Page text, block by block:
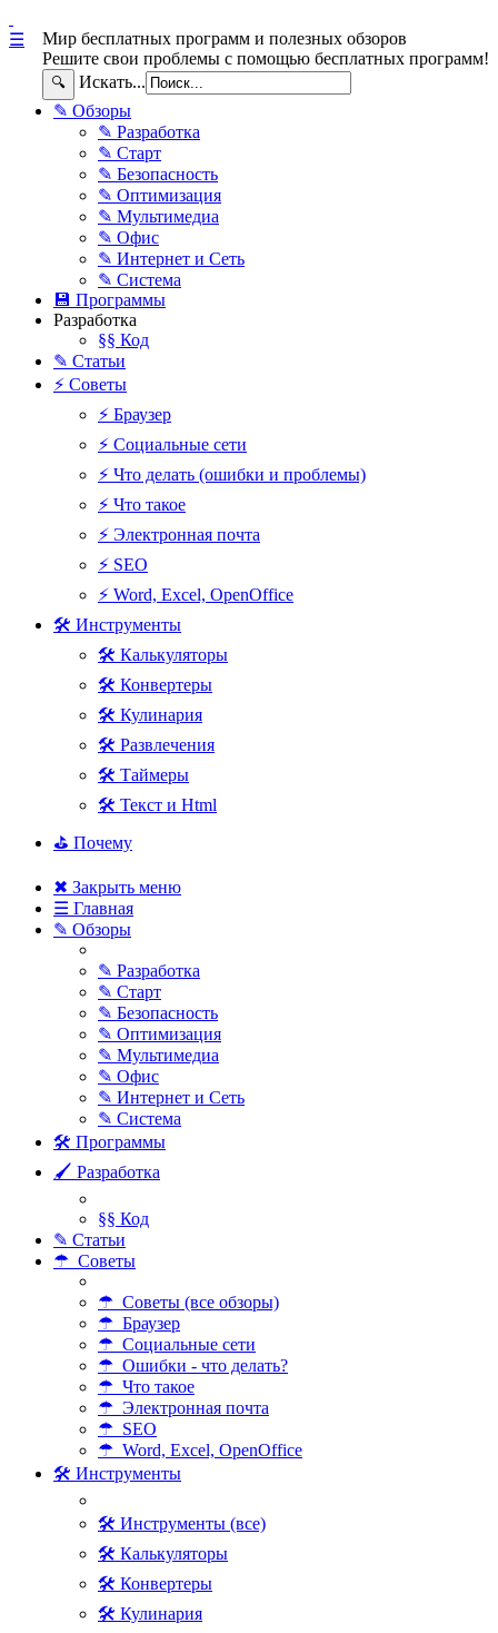
Мир бесплатных программ и полезных обзоров
Решите свои проблемы с помощью бесплатных программ!
🔍 Искать...
☰
✎ Обзоры
✎ Разработка
✎ Старт
✎ Безопасность
✎ Оптимизация
✎ Мультимедиа
✎ Офис
✎ Интернет и Сеть
✎ Система
💾 Программы
Разработка
§§ Код
✎ Статьи
⚡ Советы
⚡ Браузер
⚡ Социальные сети
⚡ Что делать (ошибки и проблемы)
⚡ Что такое
⚡ Электронная почта
⚡ SEO
⚡ Word, Excel, OpenOffice
🛠 Инструменты
🛠 Калькуляторы
🛠 Конвертеры
🛠 Кулинария
🛠 Развлечения
🛠 Таймеры
🛠 Текст и Html
⛳ Почему
✖ Закрыть меню
☰ Главная
✎ Обзоры
✎ Разработка
✎ Старт
✎ Безопасность
✎ Оптимизация
✎ Мультимедиа
✎ Офис
✎ Интернет и Сеть
✎ Система
🛠 Программы
🖌 Разработка
§§ Код
✎ Статьи
☂ Советы
☂ Советы (все обзоры)
☂ Браузер
☂ Социальные сети
☂ Ошибки - что делать?
☂ Что такое
☂ Электронная почта
☂ SEO
☂ Word, Excel, OpenOffice
🛠 Инструменты
🛠 Инструменты (все)
🛠 Калькуляторы
🛠 Конвертеры
🛠 Кулинария